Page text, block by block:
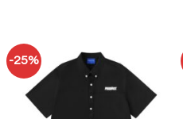
-25%